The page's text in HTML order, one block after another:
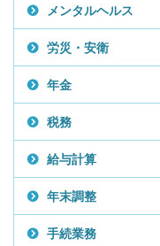
メンタルヘルス
労災・安衛
年金
税務
給与計算
年末調整
手続業務